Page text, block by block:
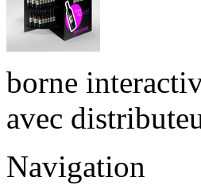
borne
avec
Navigation